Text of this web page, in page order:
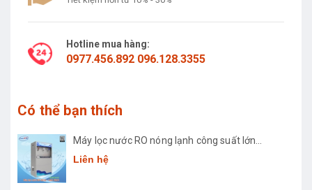
Hotline mua hàng:
0977.456.892 096.128.3355
Có thể bạn thích
Máy lọc nước RO nóng lạnh công suất lớn
Comath CM2681-50
Liên hệ